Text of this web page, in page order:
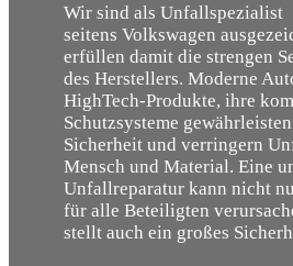
Wir sind als Unfallspezialist
seitens Volkswagen
erfüllen damit die strengen
des Herstellers. Moderne
HighTech-Produkte, ihre
Schutzsysteme
Sicherheit und verringern
Mensch und Material. Eine
Unfallreparatur kann nicht
für alle Beteiligten
stellt auch ein großes